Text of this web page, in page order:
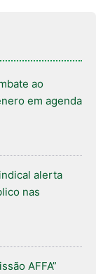
ao
em agenda
alerta
nas
AFFA”